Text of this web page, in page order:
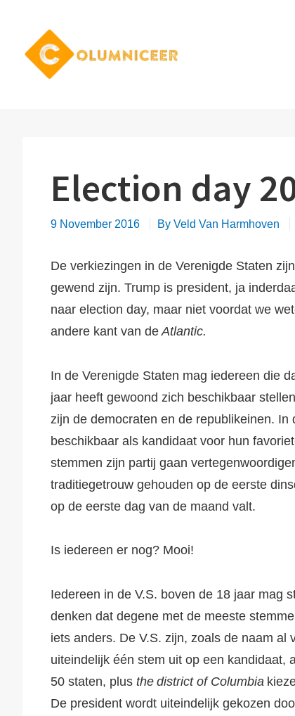
content
Election day
9 November 2016 By Veld Van Harmhoven
De verkiezingen in de Verenigde Staten
gewend zijn. Trump is president, ja
naar election day, maar niet voordat we
andere kant van deAtlantic.
In de Verenigde Staten mag iedereen die
jaar heeft gewoond zich beschikbaar
zijn de democraten en de republikeinen.
beschikbaar als kandidaat voor hun
stemmen zijn partij gaan
traditiegetrouw gehouden op de eerste
op de eerste dag van de maand valt.
Is iedereen er nog? Mooi!
Iedereen in de V.S. boven de 18 jaar mag
denken dat degene met de meeste
iets anders. De V.S. zijn, zoals de naam
uiteindelijk één stem uit op een kandidaat,
50 staten, plus the district of Columbia
De president wordt uiteindelijk gekozen